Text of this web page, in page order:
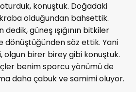
konuştuk. Doğadaki
olduğundan bahsettik.
güneş ışığının bitkiler
dönüştüğünden söz ettik. Yani
olgun birer birey gibi konuştuk.
benim sporcu yönümü de
daha çabuk ve samimi oluyor.